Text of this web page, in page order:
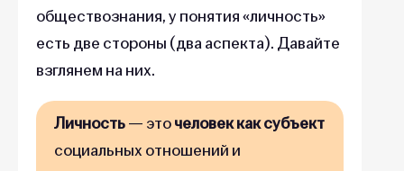
обществознания, у понятия «личность»
есть две стороны (два аспекта). Давайте
взглянем на них.
Личность— эточеловек как субъект
социальных отношений и